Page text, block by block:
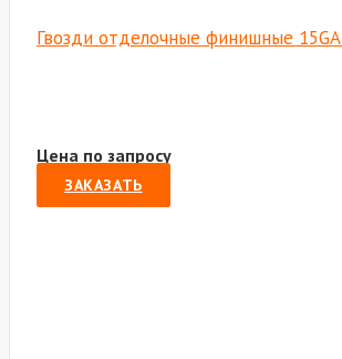
Гвозди отделочные финишные
Цена по запросу
ЗАКАЗАТЬ